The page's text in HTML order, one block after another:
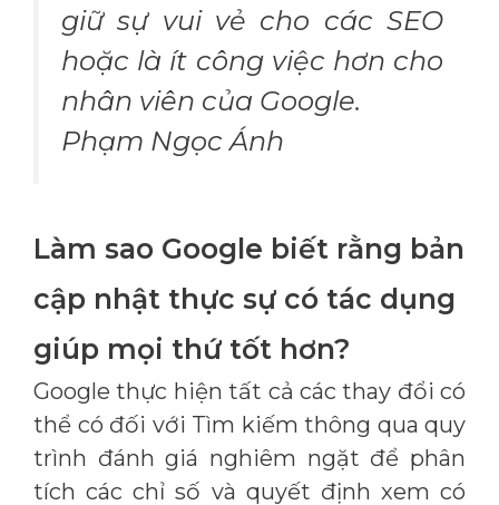
giữ sự vui vẻ cho các SEO
hoặc là ít công việc hơn cho
nhân viên của Google.
Phạm Ngọc Ánh
Làm sao Google biết rằng bản
cập nhật thực sự có tác dụng
giúp mọi thứ tốt hơn?
Google thực hiện tất cả các thay đổi có
thể có đối với Tìm kiếm thông qua quy
trình đánh giá nghiêm ngặt để phân
tích các chỉ số và quyết định xem có